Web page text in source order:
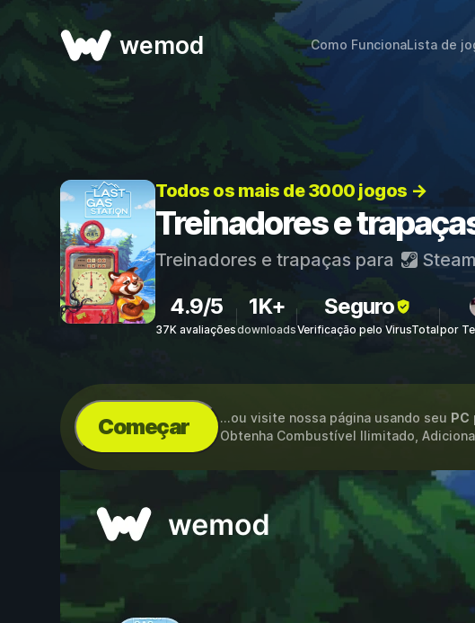
wemod Como FuncionaLista de
Todos os mais de 3000 jogos →
Treinadores e
Treinadores e trapaças para Steam
4.9/5
37K avaliações
1K+
downloads
Seguro
Verificação pelo VirusTotalpor
Começar ...ou visite nossa página usando seu PC
Obtenha Combustível Ilimitado,